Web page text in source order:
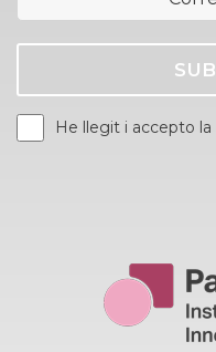
He llegit i accepto la